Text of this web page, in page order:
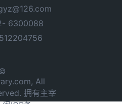
6300088
All
拥有主宰